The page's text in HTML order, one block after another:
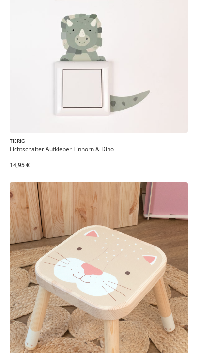
TIERIG
Lichtschalter Aufkleber Einhorn & Dino
14,95 €